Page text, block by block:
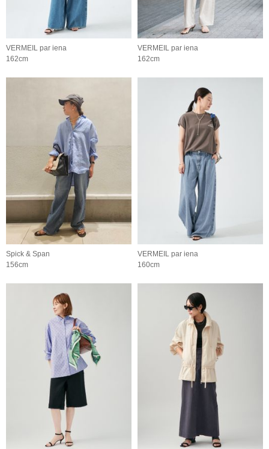
VERMEIL par iena
162cm
VERMEIL par iena
162cm
Spick & Span
156cm
VERMEIL par iena
160cm